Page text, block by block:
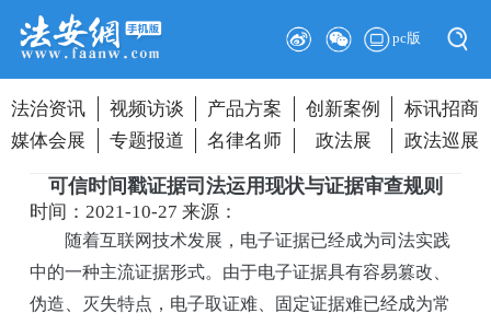
pc版
法治资讯 视频访谈 产品方案 创新案例
标讯招商
媒体会展
专题报道 名律名师 政法展 政法巡展
可信时间戳证据司法运用现状与证据审查规则
时间：2021-10-27来源：
随着互联网技术发展，电子证据已经成为司法实践
中的一种主流证据形式。由于电子证据具有容易篡改、
伪造、灭失特点，电子取证难、固定证据难已经成为常